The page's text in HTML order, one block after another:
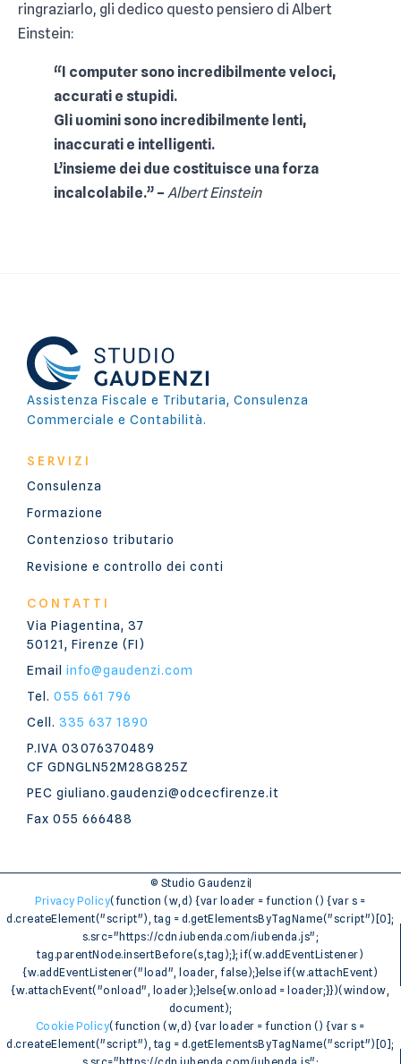
ringraziarlo, gli dedico questo pensiero di Albert
Einstein:
“I computer sono incredibilmente veloci,
accurati e stupidi.
Gli uomini sono incredibilmente lenti,
inaccurati e intelligenti.
L’insieme dei due costituisce una forza
incalcolabile.” – Albert Einstein
Assistenza Fiscale e Tributaria, Consulenza
Commerciale e Contabilità.
SERVIZI
Consulenza
Formazione
Contenzioso tributario
Revisione e controllo dei conti
CONTATTI
Via Piagentina, 37
50121, Firenze (FI)
Email info@gaudenzi.com
Tel. 055 661 796
Cell. 335 637 1890
P.IVA 03076370489
CF GDNGLN52M28G825Z
PEC giuliano.gaudenzi@odcecfirenze.it
Fax 055 666488
© Studio Gaudenzi
Privacy Policy(function (w,d) {var loader = function () {var s =
d.createElement("script"), tag = d.getElementsByTagName("script")[0];
s.src="https://cdn.iubenda.com/iubenda.js";
tag.parentNode.insertBefore(s,tag);}; if(w.addEventListener)
{w.addEventListener("load", loader, false);}else if(w.attachEvent)
{w.attachEvent("onload", loader);}else{w.onload = loader;}})(window,
document);
Cookie Policy(function (w,d) {var loader = function () {var s =
d.createElement("script"), tag = d.getElementsByTagName("script")[0];